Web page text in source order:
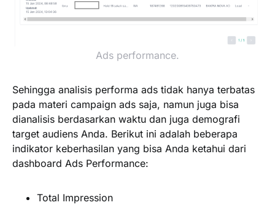
Ads performance.
Sehingga analisis performa ads tidak hanya terbatas
pada materi campaign ads saja, namun juga bisa
dianalisis berdasarkan waktu dan juga demografi
target audiens Anda. Berikut ini adalah beberapa
indikator keberhasilan yang bisa Anda ketahui dari
dashboard Ads Performance:
Total Impression